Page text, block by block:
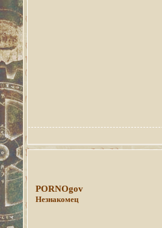
PORNOgov
Незнакомец